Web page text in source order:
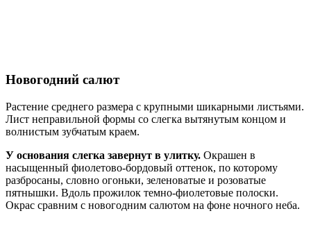
Новогодний салют
Растение среднего размера с крупными шикарными листьями.
Лист неправильной формы со слегка вытянутым концом и
волнистым зубчатым краем.
У основания слегка завернут в улитку. Окрашен в
насыщенный фиолетово-бордовый оттенок, по которому
разбросаны, словно огоньки, зеленоватые и розоватые
пятнышки. Вдоль прожилок темно-фиолетовые полоски.
Окрас сравним с новогодним салютом на фоне ночного неба.